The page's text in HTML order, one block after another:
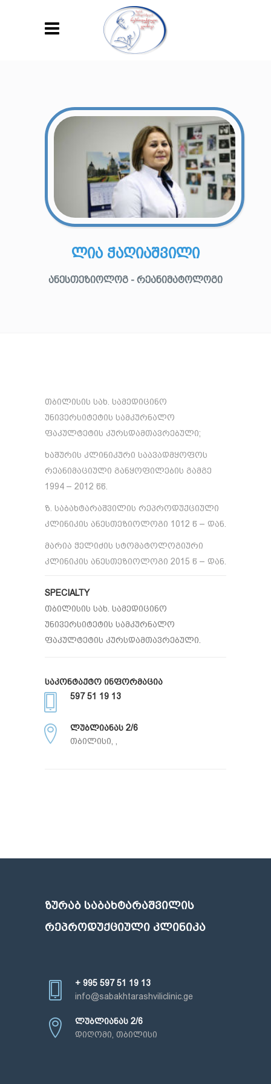
ᲚᲘᲐ ᲭᲐᲦᲘᲐᲨᲕᲘᲚᲘ
ᲐᲜᲔᲡᲗᲔᲖᲘᲝᲚᲝᲒ - ᲠᲔᲐᲜᲘᲛᲐᲢᲝᲚᲝᲒᲘ
თბილისის სახ. სამედიცინო
უნივერსიტეტის სამკურნალო
ფაკულტეტის კურსდამთავრებული;
ხაშურის კლინიკური საავადმყოფოს
რეანიმაციული განყოფილების გამგე
1994 – 2012 წწ.
ზ. საბახტარაშვილის რეპროდუქციული
კლინიკის ანესთეზიოლოგი 1012 წ – დან.
მარია ჭელიძის სტომატოლოგიური
კლინიკის ანესთეზიოლოგი 2015 წ – დან.
SPECIALTY
თბილისის სახ. სამედიცინო
უნივერსიტეტის სამკურნალო
ფაკულტეტის კურსდამთავრებული.
ᲡᲐᲙᲝᲜᲢᲐᲥᲢᲝ ᲘᲜᲤᲝᲠᲛᲐᲪᲘᲐ
597 51 19 13
ᲚᲣᲑᲚᲘᲐᲜᲐᲡ 2/6
თბილისი, ,
ᲖᲣᲠᲐᲑ ᲡᲐᲑᲐᲮᲢᲐᲠᲐᲨᲕᲘᲚᲘᲡ
ᲠᲔᲞᲠᲝᲓᲣᲥᲪᲘᲣᲚᲘ ᲙᲚᲘᲜᲘᲙᲐ
+ 995 597 51 19 13
info@sabakhtarashviliclinic.ge
ლუბლიანას 2/6
დიღომი, თბილისი